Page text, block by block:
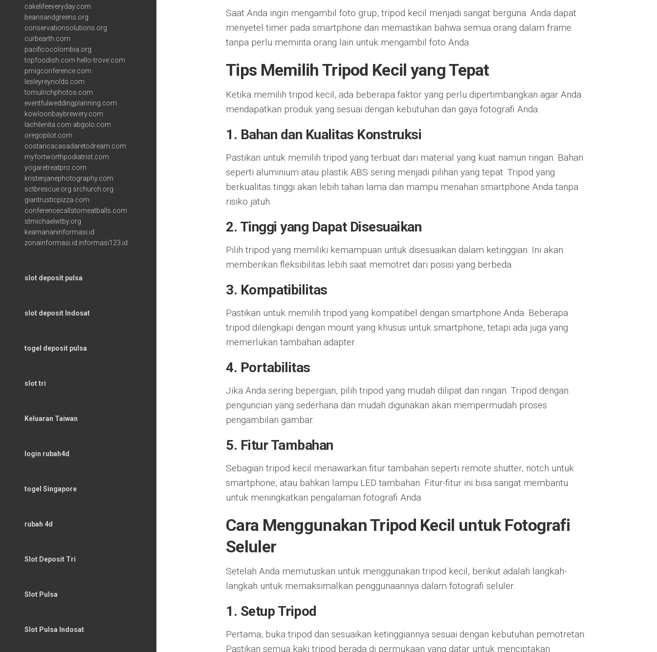
Saat Anda ingin mengambil foto grup, tripod kecil menjadi sangat berguna. Anda dapat
menyetel timer pada smartphone dan memastikan bahwa semua orang dalam frame
tanpa perlu meminta orang lain untuk mengambil foto Anda.
Tips Memilih Tripod Kecil yang Tepat
Ketika memilih tripod kecil, ada beberapa faktor yang perlu dipertimbangkan agar Anda
mendapatkan produk yang sesuai dengan kebutuhan dan gaya fotografi Anda.
1. Bahan dan Kualitas Konstruksi
Pastikan untuk memilih tripod yang terbuat dari material yang kuat namun ringan. Bahan
seperti aluminium atau plastik ABS sering menjadi pilihan yang tepat. Tripod yang
berkualitas tinggi akan lebih tahan lama dan mampu menahan smartphone Anda tanpa
risiko jatuh.
2. Tinggi yang Dapat Disesuaikan
Pilih tripod yang memiliki kemampuan untuk disesuaikan dalam ketinggian. Ini akan
memberikan fleksibilitas lebih saat memotret dari posisi yang berbeda.
3. Kompatibilitas
Pastikan untuk memilih tripod yang kompatibel dengan smartphone Anda. Beberapa
tripod dilengkapi dengan mount yang khusus untuk smartphone, tetapi ada juga yang
memerlukan tambahan adapter.
4. Portabilitas
Jika Anda sering bepergian, pilih tripod yang mudah dilipat dan ringan. Tripod dengan
penguncian yang sederhana dan mudah digunakan akan mempermudah proses
pengambilan gambar.
5. Fitur Tambahan
Sebagian tripod kecil menawarkan fitur tambahan seperti remote shutter, notch untuk
smartphone, atau bahkan lampu LED tambahan. Fitur-fitur ini bisa sangat membantu
untuk meningkatkan pengalaman fotografi Anda.
Cara Menggunakan Tripod Kecil untuk Fotografi
Seluler
Setelah Anda memutuskan untuk menggunakan tripod kecil, berikut adalah langkah-
langkah untuk memaksimalkan penggunaannya dalam fotografi seluler.
1. Setup Tripod
Pertama, buka tripod dan sesuaikan ketinggiannya sesuai dengan kebutuhan pemotretan.
Pastikan semua kaki tripod berada di permukaan yang datar untuk menciptakan
cakelifeeveryday.com
beansandgreens.org
conservationsolutions.org
curbearth.com
pacificocolombia.org
topfoodish.com hello-trove.com
pmigconference.com
lesleyreynolds.com
tomulrichphotos.com
eventfulweddingplanning.com
kowloonbaybrewery.com
lachilenita.com abgolo.com
oregopilot.com
costaricacasadaretodream.com
myfortworthpodiatrist.com
yogaretreatpro.com
kristenjanephotography.com
sctbrescue.org srchurch.org
giantrusticpizza.com
conferencecallstomeatballs.com
stmichaelwtby.org
keamananinformasi.id
zonainformasi.id informasi123.id
slot deposit pulsa
slot deposit Indosat
togel deposit pulsa
slot tri
Keluaran Taiwan
login rubah4d
togel Singapore
rubah 4d
Slot Deposit Tri
Slot Pulsa
Slot Pulsa Indosat